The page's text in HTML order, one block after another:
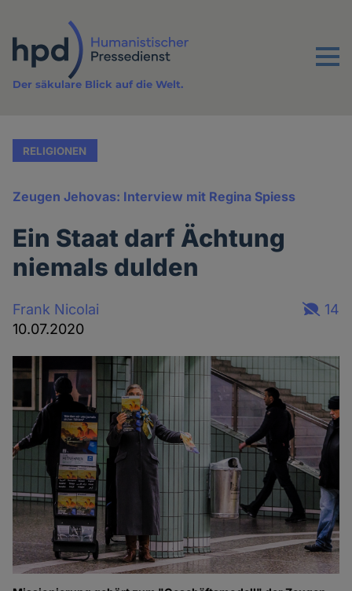
Inhalt
Menu
Der säkulare Blick auf die Welt.
RELIGIONEN
Zeugen Jehovas: Interview mit Regina Spiess
Ein Staat darf Ächtung
niemals dulden
Frank Nicolai
10.07.2020
14